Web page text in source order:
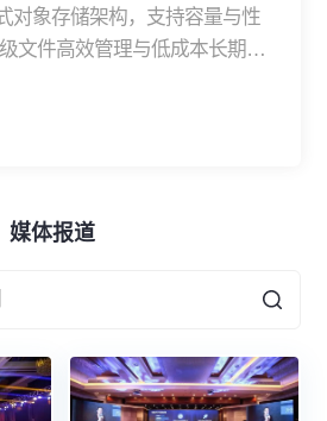
对象存储架构，支持容量与性
文件高效管理与低成本长期保
“存得下、高效管、智能用”，
媒体报道